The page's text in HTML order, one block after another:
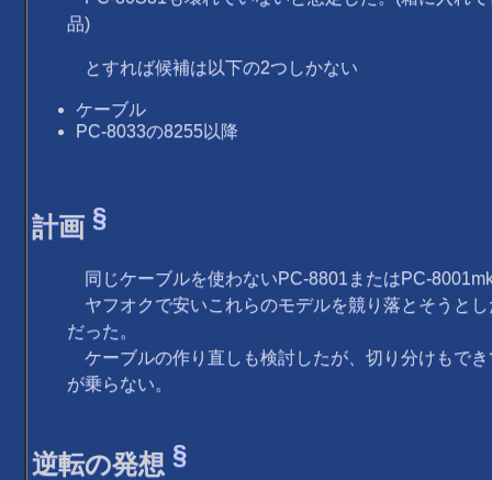
品)
とすれば候補は以下の2つしかない
ケーブル
PC-8033の8255以降
計画 §
同じケーブルを使わないPC-8801またはPC-
ヤフオクで安いこれらのモデルを競り落とそうと
だった。
ケーブルの作り直しも検討したが、切り分けもで
が乗らない。
逆転の発想 §